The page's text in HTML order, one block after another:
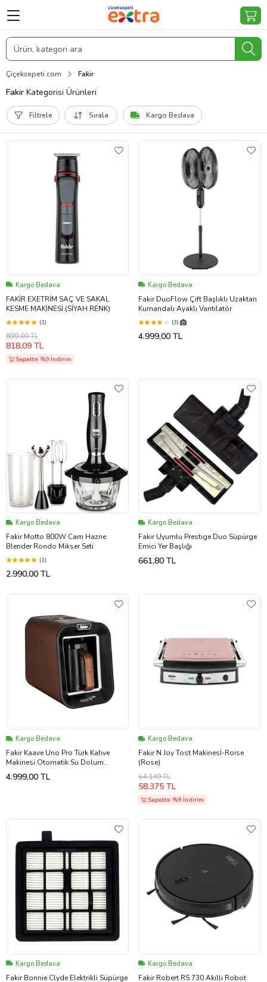
Çiçeksepeti.com Fakir
Fakir Kategorisi Ürünleri
Filtrele Sırala Kargo Bedava
Kargo Bedava
FAKİR EXETRİM SAÇ VE SAKAL
KESME MAKİNESİ (SİYAH RENK)
(1)
899,00 TL
818,09 TL
Sepette %9 İndirim
Kargo Bedava
Fakir DuoFlow Çift Başlıklı Uzaktan
Kumandalı Ayaklı Vantilatör
(3)
4.999,00 TL
Kargo Bedava
Fakir Motto 800W Cam Hazne
Blender Rondo Mikser Seti
(1)
2.990,00 TL
Kargo Bedava
Fakir Uyumlu Prestige Duo Süpürge
Emici Yer Başlığı
661,80 TL
Kargo Bedava
Fakir Kaave Uno Pro Türk Kahve
Makinesi Otomatik Su Dolum
Hazneli 1lt Kahverengi
4.999,00 TL
Kargo Bedava
Fakir N Joy Tost Makinesİ-Roise
(Rose)
64.149 TL
58.375 TL
Sepette %9 İndirim
Kargo Bedava
Fakir Bonnie Clyde Elektrikli Süpürge
Kargo Bedava
Fakir Robert RS 730 Akıllı Robot